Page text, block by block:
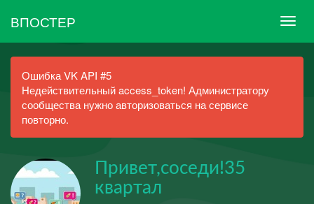
ВПОСТЕР
Ошибка VK API #5
Недействительный access_token! Администратору
сообщества нужно авторизоваться на сервисе
повторно.
Привет,соседи!35
квартал